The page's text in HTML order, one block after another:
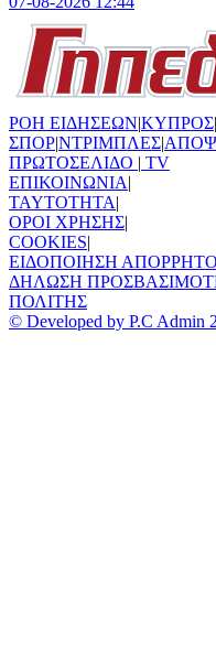
ΡΟΗ ΕΙΔΗΣΕΩΝ|ΚΥΠΡΟΣ|
ΣΠΟΡ|ΝΤΡΙΜΠΛΕΣ|
ΠΡΩΤΟΣΕΛΙΔΟ | TV
ΕΠΙΚΟΙΝΩΝΙΑ|
TAYTOTHTA|
ΟΡΟΙ ΧΡΗΣΗΣ|
COOKIES|
ΕΙΔΟΠΟΙΗΣΗ
ΔΗΛΩΣΗ
ΠΟΛΙΤΗΣ
© Developed by P.C Admin